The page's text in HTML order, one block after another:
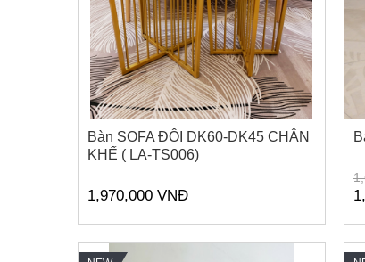
Bàn SOFA ĐÔI DK60-DK45 CHÂN
KHẾ ( LA-TS006)
1,970,000 VNĐ